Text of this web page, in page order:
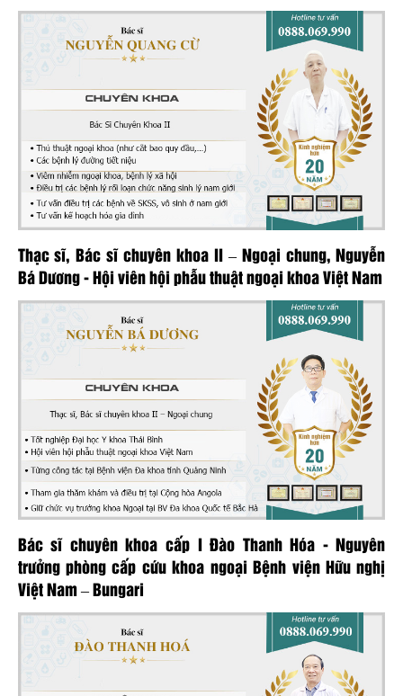
Thạc sĩ, Bác sĩ chuyên khoa II – Ngoại chung, Nguyễn
Bá Dương - Hội viên hội phẫu thuật ngoại khoa Việt Nam
Bác sĩ chuyên khoa cấp I Đào Thanh Hóa - Nguyên
trưởng phòng cấp cứu khoa ngoại Bệnh viện Hữu nghị
Việt Nam – Bungari